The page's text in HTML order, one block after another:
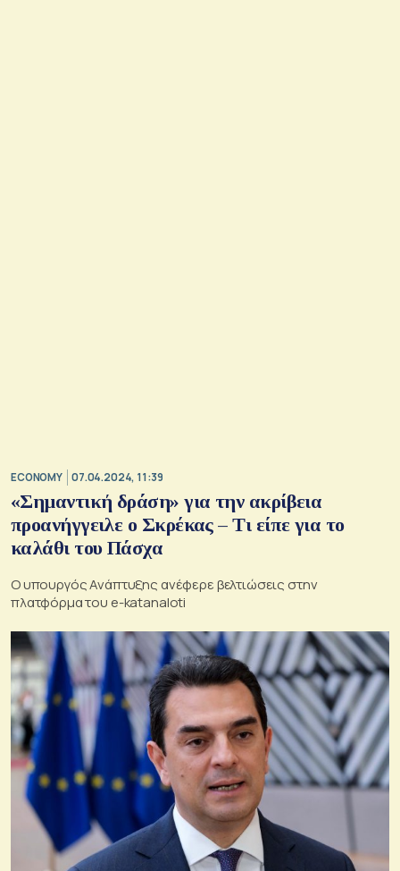
ECONOMY 07.04.2024, 11:39
«Σημαντική δράση» για την ακρίβεια
προανήγγειλε ο Σκρέκας – Τι είπε για το
καλάθι του Πάσχα
Ο υπουργός Ανάπτυξης ανέφερε βελτιώσεις στην
πλατφόρμα του e-katanaloti